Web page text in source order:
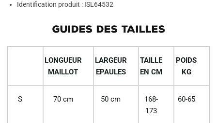
Identification produit : ISL64532
GUIDES DES TAILLES
LONGUEUR
MAILLOT
LARGEUR
EPAULES
TAILLE
EN CM
POIDS
KG
S 70 cm 50 cm
168-
173
60-65